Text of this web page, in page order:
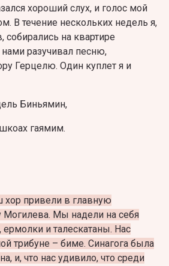
хороший слух, и голос мой
В течение нескольких недель я,
собирались на квартире
разучивал песню,
Герцелю. Один куплет я и
Биньямин,
гаямим.
хор привели в главную
Могилева. Мы надели на себя
и талескатаны. Нас
трибуне – биме. Синагога была
и, что нас удивило, что среди